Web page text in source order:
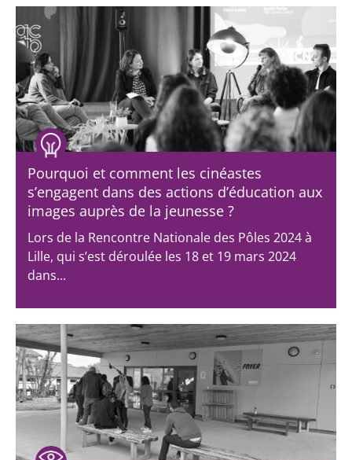
Pourquoi et comment les cinéastes
s’engagent dans des actions d’éducation aux
images auprès de la jeunesse ?
Lors de la Rencontre Nationale des Pôles 2024 à
Lille, qui s’est déroulée les 18 et 19 mars 2024
dans...